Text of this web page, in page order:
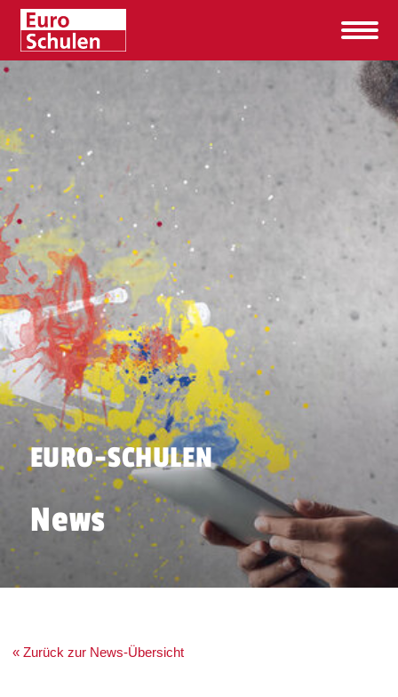
EURO-SCHULEN
News
« Zurück zur News-Übersicht